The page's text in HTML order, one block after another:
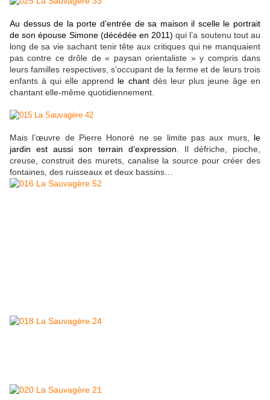
Au dessus de la porte d’entrée de sa maison il scelle le portrait
de son épouse Simone (décédée en 2011) qui l’a soutenu tout au
long de sa vie sachant tenir tête aux critiques qui ne manquaient
pas contre ce drôle de « paysan orientaliste » y compris dans
leurs familles respectives, s’occupant de la ferme et de leurs trois
enfants à qui elle apprend le chantdès leur plus jeune âge en
chantant elle-même quotidiennement.
Mais l’œuvre de Pierre Honoré ne se limite pas aux murs, le
jardin est aussi son terrain d’expression . Il défriche, pioche,
creuse, construit des murets, canalise la source pour créer des
fontaines, des ruisseaux et deux bassins…